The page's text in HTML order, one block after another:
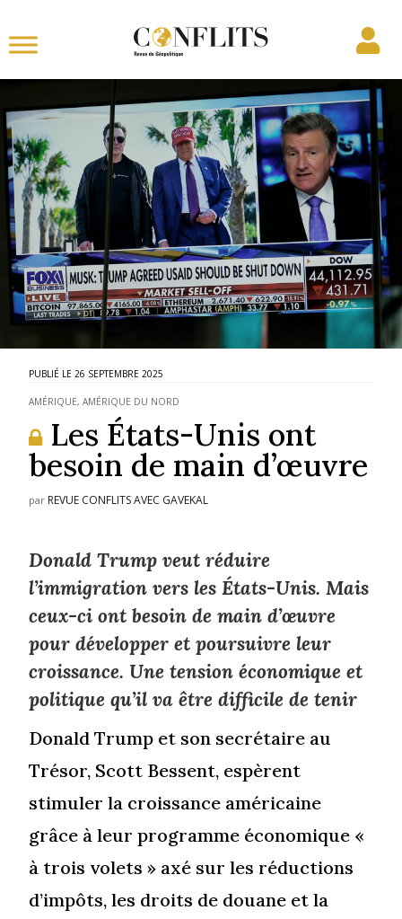
26 SEPTEMBRE 2025
AMÉRIQUE,AMÉRIQUE DU NORD
Les États-Unis ont
besoin de main d’œuvre
par REVUE CONFLITS AVEC GAVEKAL
Donald Trump veut réduire
l’immigration vers les États-Unis. Mais
ceux-ci ont besoin de main d’œuvre
pour développer et poursuivre leur
croissance. Une tension économique et
politique qu’il va être difficile de tenir
Donald Trump et son secrétaire au
Trésor, Scott Bessent, espèrent
stimuler la croissance américaine
grâce à leur programme économique «
à trois volets » axé sur les réductions
d’impôts, les droits de douane et la